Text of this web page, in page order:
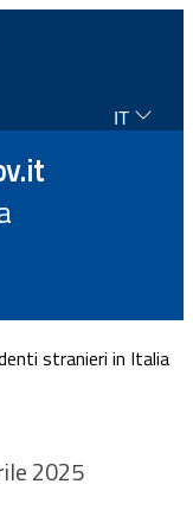
IT
stranieri in Italia
2025